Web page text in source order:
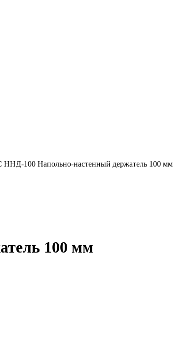
ННД-100 Напольно-настенный держатель 100 мм
100 мм